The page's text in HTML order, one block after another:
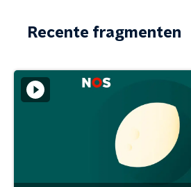
Recente fragmenten